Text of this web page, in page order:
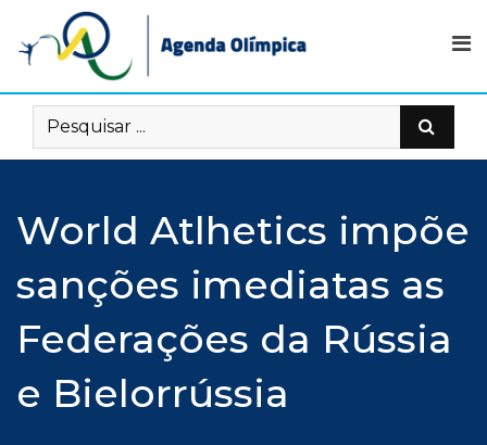
content
World Atlhetics impõe
sanções imediatas as
Federações da Rússia
e Bielorrússia